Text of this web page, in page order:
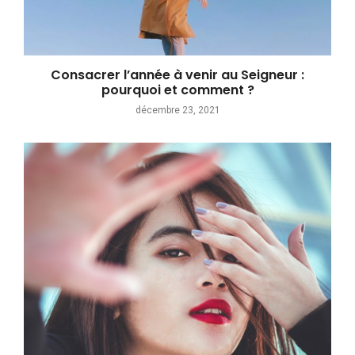
Consacrer l’année à venir au Seigneur :
pourquoi et comment ?
décembre 23, 2021